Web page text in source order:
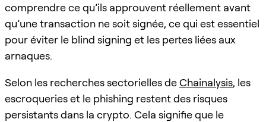
comprendre ce qu’ils approuvent réellement avant
qu’une transaction ne soit signée, ce qui est essentiel
pour éviter le blind signing et les pertes liées aux
arnaques.
Selon les recherches sectorielles deChainalysis, les
escroqueries et le phishing restent des risques
persistants dans la crypto. Cela signifie que le